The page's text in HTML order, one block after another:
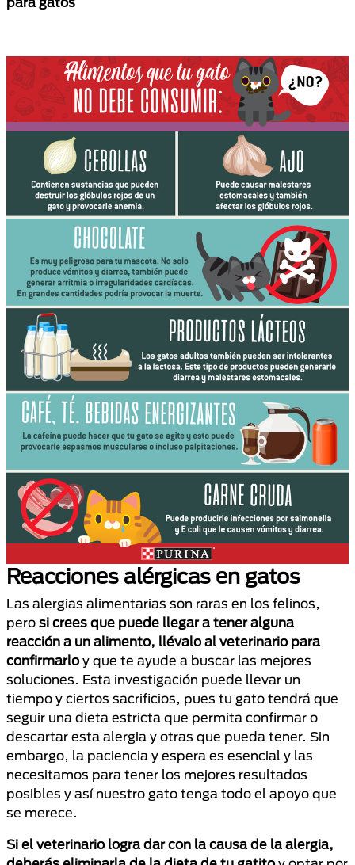
Reacciones alérgicas en gatos
Las alergias alimentarias son raras en los felinos,
pero si crees que puede llegar a tener alguna
reacción a un alimento, llévalo al veterinario para
confirmarloy que te ayude a buscar las mejores
soluciones. Esta investigación puede llevar un
tiempo y ciertos sacrificios, pues tu gato tendrá que
seguir una dieta estricta que permita confirmar o
descartar esta alergia y otras que pueda tener. Sin
embargo, la paciencia y espera es esencial y las
necesitamos para tener los mejores resultados
posibles y así nuestro gato tenga todo el apoyo que
se merece.
Si el veterinario logra dar con la causa de la alergia,